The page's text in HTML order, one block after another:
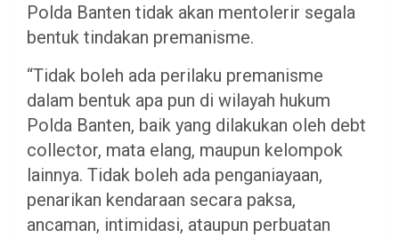
Polda Banten tidak akan mentolerir segala
bentuk tindakan premanisme.
“Tidak boleh ada perilaku premanisme
dalam bentuk apa pun di wilayah hukum
Polda Banten, baik yang dilakukan oleh debt
collector, mata elang, maupun kelompok
lainnya. Tidak boleh ada penganiayaan,
penarikan kendaraan secara paksa,
ancaman, intimidasi, ataupun perbuatan